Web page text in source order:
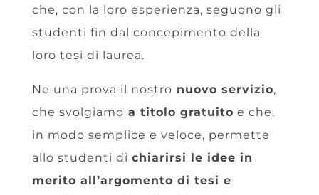
che, con la loro esperienza, seguono gli
studenti fin dal concepimento della
loro tesi di laurea.
Ne una prova il nostro nuovo servizio,
che svolgiamo a titolo gratuito e che,
in modo semplice e veloce, permette
allo studenti di chiarirsi le idee in
merito all’argomento di tesi e